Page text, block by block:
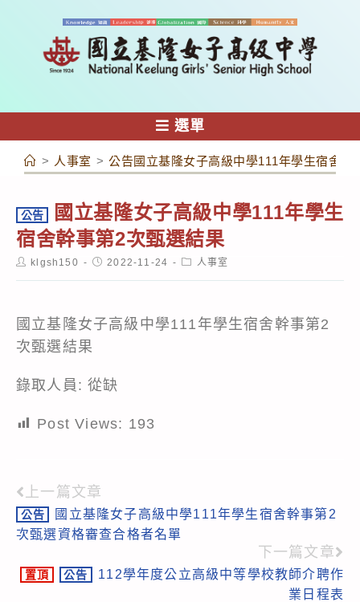
容
選單
> 人事室 > 公告國立基隆女子高級中學111年學生宿舍幹
公告
國立基隆女子高級中學111年學生
宿舍幹事第2次甄選結果
Postklgsh150
Post2022-11-24
Post人事室
國立基隆女子高級中學111年學生宿舍幹事第2
次甄選結果
錄取人員: 從缺
Post Views: 193
Read
more
上一篇文章
公告
國立基隆女子高級中學111年學生宿舍幹事第2
次甄選資格審查合格者名單
下一篇文章
置頂 公告
112學年度公立高級中等學校教師介聘作
業日程表